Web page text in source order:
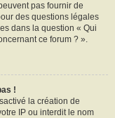
pas fournir de
des questions légales
dans la question « Qui
ce forum ? ».
!
la création de
IP ou interdit le nom